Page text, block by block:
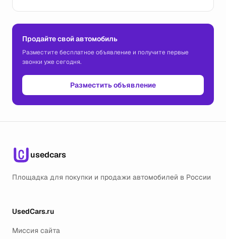
Продайте свой автомобиль
Разместите бесплатное объявление и получите первые
звонки уже сегодня.
Разместить объявление
usedcars
Площадка для покупки и продажи автомобилей в России
UsedCars.ru
Миссия сайта